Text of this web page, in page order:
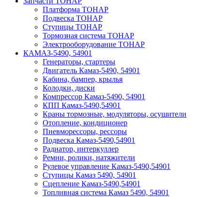
Платформа ТОНАР
Подвеска ТОНАР
Ступицы ТОНАР
Тормозная система ТОНАР
Электрооборудование ТОНАР
КАМАЗ-5490, 54901
Генераторы, стартеры
Двигатель Камаз-5490, 54901
Кабина, бампер, крылья
Колодки, диски
Компрессор Камаз-5490, 54901
КПП Камаз-5490,54901
Краны тормозные, модуляторы, осушители
Отопление, кондиционер
Пневморессоры, рессоры
Подвеска Камаз-5490,54901
Радиатор, интеркуллер
Ремни, ролики, натяжители
Рулевое управление Камаз-5490,54901
Ступицы Камаз 5490, 54901
Сцепление Камаз-5490,54901
Топливная система Камаз 5490, 54901